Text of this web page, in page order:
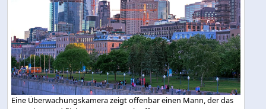
Eine Überwachungskamera zeigt offenbar einen Mann, der das